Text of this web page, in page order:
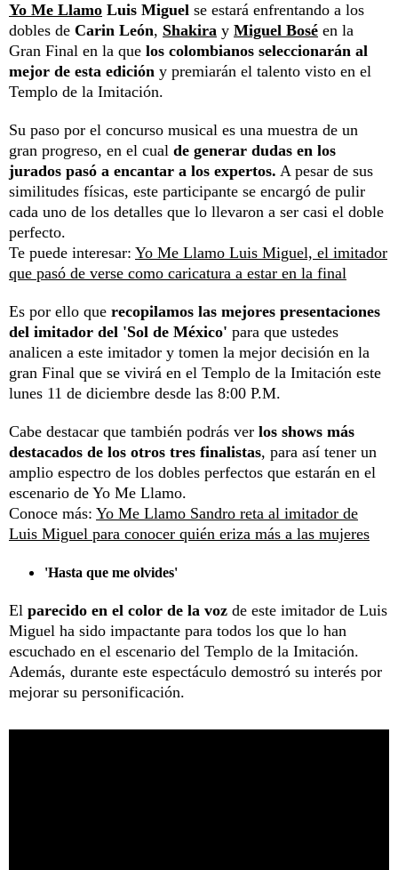
Yo Me Llamo Luis Miguel se estará enfrentando a los
dobles de Carin León, Shakira y Miguel Bosé en la
Gran Final en la que los colombianos seleccionarán al
mejor de esta edición y premiarán el talento visto en el
Templo de la Imitación.
Su paso por el concurso musical es una muestra de un
gran progreso, en el cual de generar dudas en los
jurados pasó a encantar a los expertos. A pesar de sus
similitudes físicas, este participante se encargó de pulir
cada uno de los detalles que lo llevaron a ser casi el doble
perfecto.
Te puede interesar: Yo Me Llamo Luis Miguel, el imitador
que pasó de verse como caricatura a estar en la final
Es por ello que recopilamos las mejores presentaciones
del imitador del 'Sol de México' para que ustedes
analicen a este imitador y tomen la mejor decisión en la
gran Final que se vivirá en el Templo de la Imitación este
lunes 11 de diciembre desde las 8:00 P.M.
Cabe destacar que también podrás ver los shows más
destacados de los otros tres finalistas, para así tener un
amplio espectro de los dobles perfectos que estarán en el
escenario de Yo Me Llamo.
Conoce más: Yo Me Llamo Sandro reta al imitador de
Luis Miguel para conocer quién eriza más a las mujeres
'Hasta que me olvides'
El parecido en el color de la voz de este imitador de Luis
Miguel ha sido impactante para todos los que lo han
escuchado en el escenario del Templo de la Imitación.
Además, durante este espectáculo demostró su interés por
mejorar su personificación.